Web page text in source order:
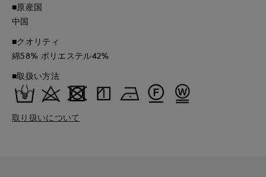
■原産国
中国
■クオリティ
綿58% ポリエステル42%
■取扱い方法
取り扱いについて